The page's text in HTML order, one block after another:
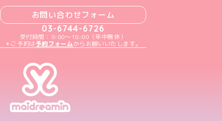
お問い合わせフォーム
03-6744-6726
受付時間：9:00～18:00（年中無休）
＊ご予約は予約フォームからお願いいたします。